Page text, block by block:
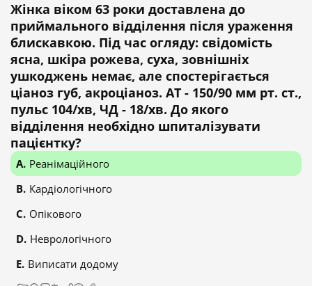
Жінка віком 63 роки доставлена до
приймального відділення після ураження
блискавкою. Під час огляду: свідомість
ясна, шкіра рожева, суха, зовнішніх
ушкоджень немає, але спостерігається
ціаноз губ, акроціаноз. АТ - 150/90 мм рт. ст.,
пульс 104/хв, ЧД - 18/хв. До якого
відділення необхідно шпиталізувати
пацієнтку?
Реанімаційного
Кардіологічного
Опікового
Неврологічного
Виписати додому